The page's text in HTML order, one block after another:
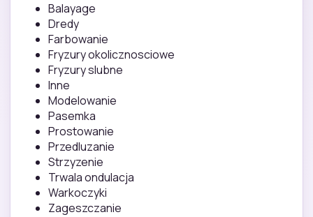
Balayage
Dredy
Farbowanie
Fryzury okolicznosciowe
Fryzury slubne
Inne
Modelowanie
Pasemka
Prostowanie
Przedluzanie
Strzyzenie
Trwala ondulacja
Warkoczyki
Zageszczanie